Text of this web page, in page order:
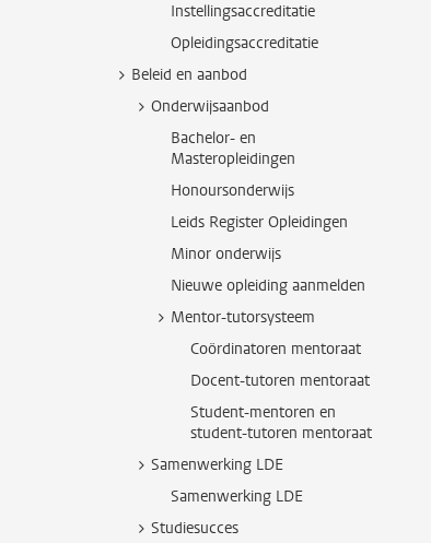
Instellingsaccreditatie
Opleidingsaccreditatie
Beleid en aanbod
Onderwijsaanbod
Bachelor- en
Masteropleidingen
Honoursonderwijs
Leids Register Opleidingen
Minor onderwijs
Nieuwe opleiding aanmelden
Mentor-tutorsysteem
Coördinatoren mentoraat
Docent-tutoren mentoraat
Student-mentoren en
student-tutoren mentoraat
Samenwerking LDE
Samenwerking LDE
Studiesucces